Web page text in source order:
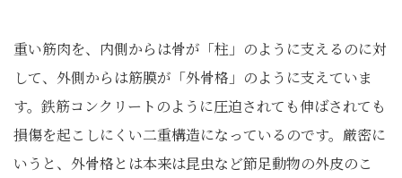
重い筋肉を、内側からは骨が「柱」のように支えるのに対
して、外側からは筋膜が「外骨格」のように支えていま
す。鉄筋コンクリートのように圧迫されても伸ばされても
損傷を起こしにくい二重構造になっているのです。厳密に
いうと、外骨格とは本来は昆虫など節足動物の外皮のこ